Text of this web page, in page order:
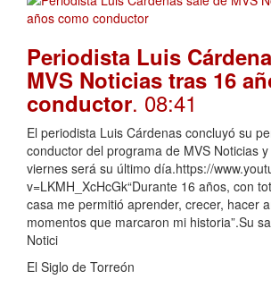
Periodista Luis
MVS Noticias tras 16
conductor. 08:41
El periodista Luis Cárdenas concluyó su
conductor del programa de MVS Noticias
viernes será su último día.https://
v=LKMH_XcHcGk“Durante 16 años, con
casa me permitió aprender, crecer, hacer
momentos que marcaron mi historia”.Su
Notici
El Siglo de Torreón